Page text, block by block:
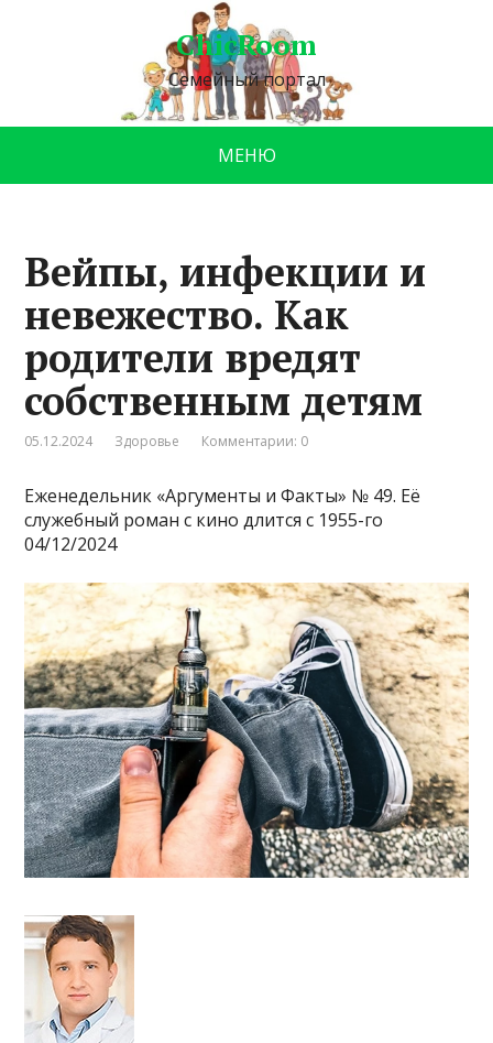
ChicRoom
Семейный портал
МЕНЮ
Вейпы, инфекции и
невежество. Как
родители вредят
собственным детям
05.12.2024 Здоровье Комментарии: 0
Еженедельник «Аргументы и Факты» № 49. Её
служебный роман с кино длится с 1955-го
04/12/2024